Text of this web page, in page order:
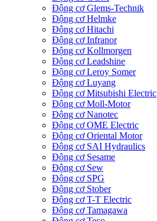
Động cơ Glems-Technik
Động cơ Helmke
Động cơ Hitachi
Động cơ Infranor
Động cơ Kollmorgen
Động cơ Leadshine
Động cơ Leroy Somer
Động cơ Luyang
Động cơ Mitsubishi Electric
Động cơ Moll-Motor
Động cơ Nanotec
Động cơ OME Electric
Động cơ Oriental Motor
Động cơ SAI Hydraulics
Động cơ Sesame
Động cơ Sew
Động cơ SPG
Động cơ Stober
Động cơ T-T Electric
Động cơ Tamagawa